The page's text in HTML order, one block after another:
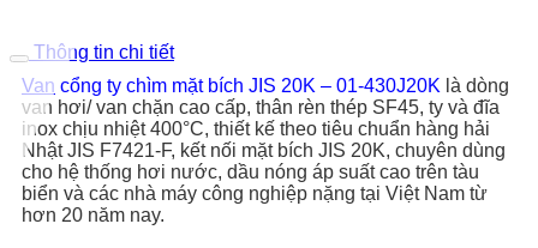
Thông tin chi tiết
Van cổng ty chìm mặt bích JIS 20K – 01-430J20K là dòng
van hơi/ van chặn cao cấp, thân rèn thép SF45, ty và đĩa
inox chịu nhiệt 400°C, thiết kế theo tiêu chuẩn hàng hải
Nhật JIS F7421-F, kết nối mặt bích JIS 20K, chuyên dùng
cho hệ thống hơi nước, dầu nóng áp suất cao trên tàu
biển và các nhà máy công nghiệp nặng tại Việt Nam từ
hơn 20 năm nay.